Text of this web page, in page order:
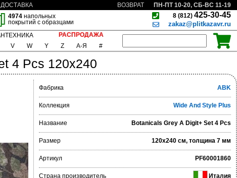
ДОСТАВКА ВОЗВРАТ
ПН-ПТ 10-20, СБ-ВС 11-19
4974напольных
покрытий с образцами
8 (812) 425-30-45
zakaz@plitkazavr.ru
РАСПРОДАЖА
V W Y Z А-Я #
4 Pcs 120x240
Фабрика ABK
Коллекция Wide And Style Plus
Название Botanicals Grey A Digit+ Set 4 Pcs
Размер 120x240 см, толщина 7 мм
Артикул PF60001860
Страна производитель Италия